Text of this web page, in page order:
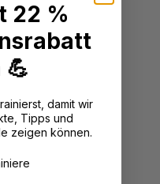
22 %
damit wir
Tipps und
zeigen können.